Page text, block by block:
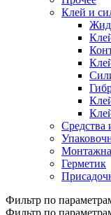
Клей и
Средства
Герметик
Фильтр по
Фильтр по